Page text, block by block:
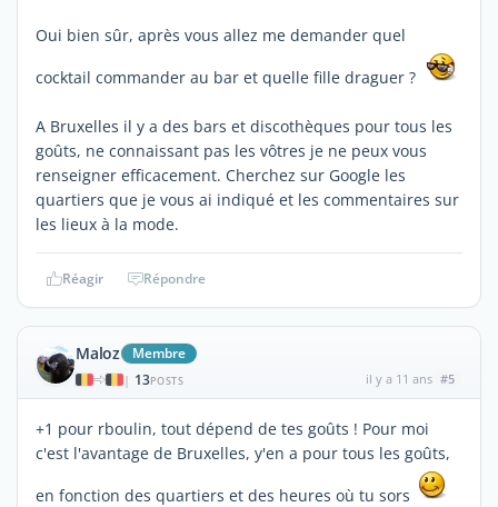
Oui bien sûr, après vous allez me demander quel
cocktail commander au bar et quelle fille draguer ?
A Bruxelles il y a des bars et discothèques pour tous les
goûts, ne connaissant pas les vôtres je ne peux vous
renseigner efficacement. Cherchez sur Google les
quartiers que je vous ai indiqué et les commentaires sur
les lieux à la mode.
Réagir Répondre
Maloz Membre
| 13POSTS il y a 11 ans #5
+1 pour rboulin, tout dépend de tes goûts ! Pour moi
c'est l'avantage de Bruxelles, y'en a pour tous les goûts,
en fonction des quartiers et des heures où tu sors